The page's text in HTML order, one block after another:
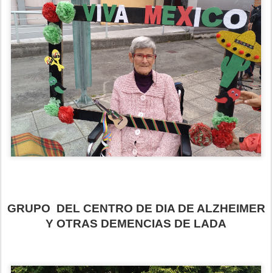
GRUPO DEL CENTRO DE DIA DE ALZHEIMER
Y OTRAS DEMENCIAS DE LADA